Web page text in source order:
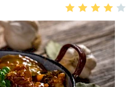
2 3 4